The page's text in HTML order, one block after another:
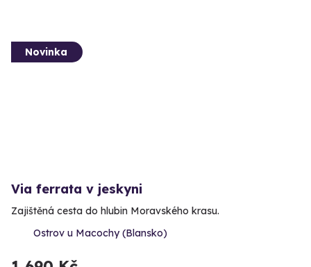
Novinka
Via ferrata v jeskyni
Zajištěná cesta do hlubin Moravského krasu.
Ostrov u Macochy (Blansko)